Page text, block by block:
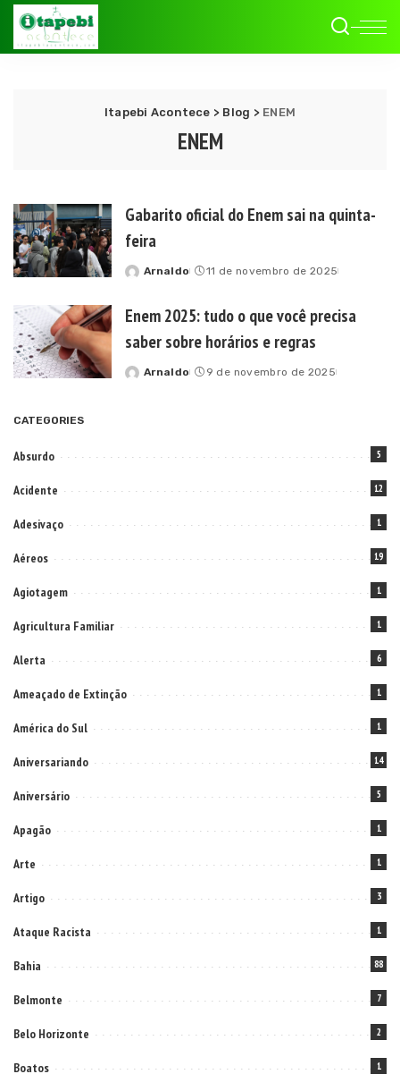
Itapebi Acontece > Blog > ENEM
ENEM
Gabarito oficial do Enem sai na quinta-
feira
Posted
Arnaldo 11 de novembro de 2025
Enem 2025: tudo o que você precisa
saber sobre horários e regras
Posted
Arnaldo 9 de novembro de 2025
CATEGORIES
Absurdo 5
Acidente 12
Adesivaço 1
Aéreos 19
Agiotagem 1
Agricultura Familiar 1
Alerta 6
Ameaçado de Extinção 1
América do Sul 1
Aniversariando 14
Aniversário 5
Apagão 1
Arte 1
Artigo 3
Ataque Racista 1
Bahia 88
Belmonte 7
Belo Horizonte 2
Boatos 1